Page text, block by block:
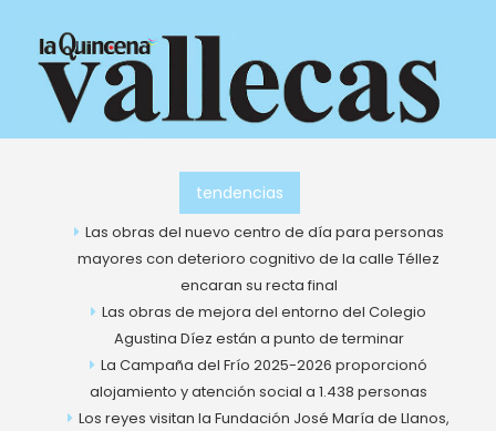
contenido
tendencias
Las obras del nuevo centro de día para personas
mayores con deterioro cognitivo de la calle Téllez
encaran su recta final
Las obras de mejora del entorno del Colegio
Agustina Díez están a punto de terminar
La Campaña del Frío 2025-2026 proporcionó
alojamiento y atención social a 1.438 personas
Los reyes visitan la Fundación José María de Llanos,